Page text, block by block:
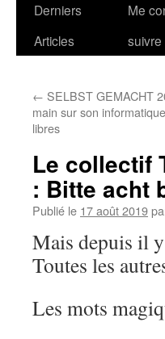
Derniers
Articles
Me
suivre
← SELBST GEMACHT
main sur son
libres
Le collectif
: Bitte acht
Publié le 17 août 2019
Mais depuis il
Toutes les
Les mots